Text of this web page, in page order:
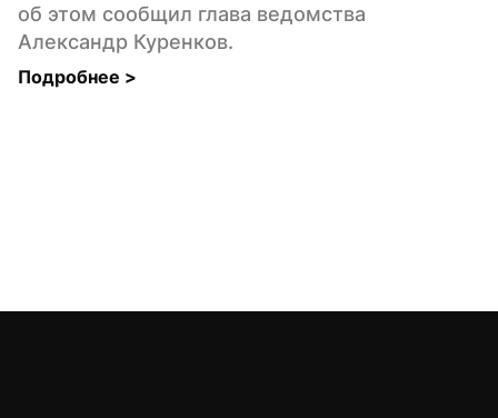
об этом сообщил глава ведомства
Александр Куренков.
Подробнее >